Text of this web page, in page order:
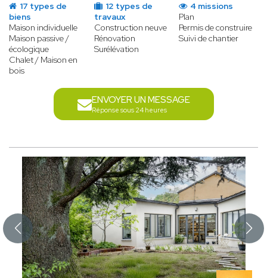
17 types de
biens
Maison individuelle
Maison passive /
écologique
Chalet / Maison en
bois
12 types de
travaux
Construction neuve
Rénovation
Surélévation
4 missions
Plan
Permis de construire
Suivi de chantier
ENVOYER UN MESSAGE
Réponse sous 24 heures